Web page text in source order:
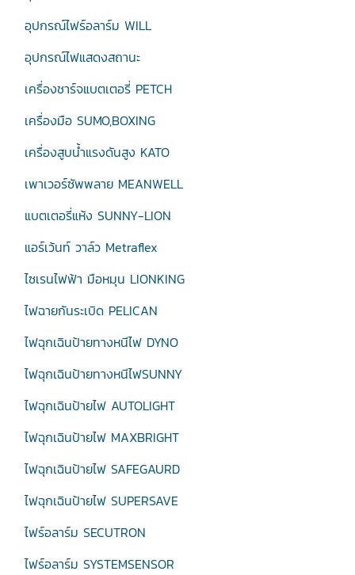
อุปกรณ์ไฟร์อลาร์ม WILL
อุปกรณ์ไฟแสดงสถานะ
เครื่องชาร์จแบตเตอรี่ PETCH
เครื่องมือ SUMO,BOXING
เครื่องสูบน้ำแรงดันสูง KATO
เพาเวอร์ซัพพลาย MEANWELL
แบตเตอรี่แห้ง SUNNY-LION
แอร์เว้นท์ วาล์ว Metraflex
ไซเรนไฟฟ้า มือหมุน LIONKING
ไฟฉายกันระเบิด PELICAN
ไฟฉุกเฉินป้ายทางหนีไฟ DYNO
ไฟฉุกเฉินป้ายทางหนีไฟSUNNY
ไฟฉุกเฉินป้ายไฟ AUTOLIGHT
ไฟฉุกเฉินป้ายไฟ MAXBRIGHT
ไฟฉุกเฉินป้ายไฟ SAFEGAURD
ไฟฉุกเฉินป้ายไฟ SUPERSAVE
ไฟร์อลาร์ม SECUTRON
ไฟร์อลาร์ม SYSTEMSENSOR